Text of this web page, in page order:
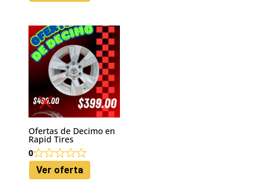
Ofertas de Decimo en
Rapid Tires
0
Ver oferta